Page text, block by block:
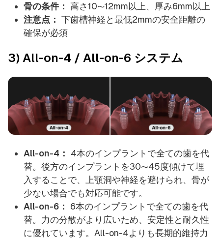
骨の条件：
高さ10〜12mm以上、厚み6mm以上
注意点： 下歯槽神経と最低2mmの安全距離の
確保が必須
3) All-on-4 / All-on-6 システム
All-on-4：
4本のインプラントで全ての歯を代
替。後方のインプラントを30〜45度傾けて埋
入することで、上顎洞や神経を避けられ、骨が
少ない場合でも対応可能です。
All-on-6：
6本のインプラントで全ての歯を代
替。力の分散がより広いため、安定性と耐久性
に優れています。All-on-4よりも長期的維持力